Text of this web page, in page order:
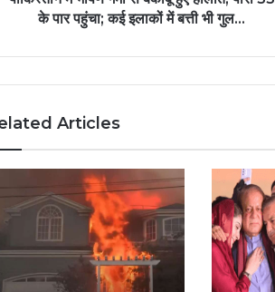
के पार पहुंचा; कई इलाकों में बत्ती भी गुल…
Articles